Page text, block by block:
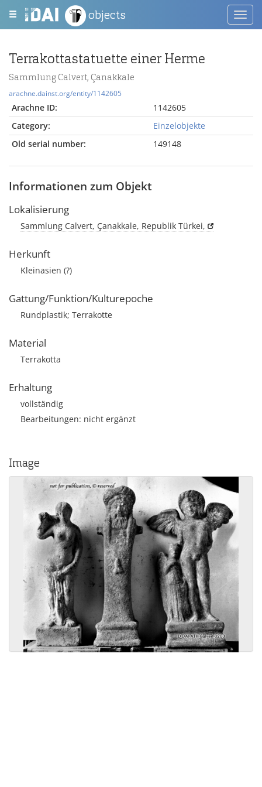
objects
Terrakottastatuette einer Herme
Sammlung Calvert, Çanakkale
arachne.dainst.org/entity/1142605
Arachne ID:
1142605
Category:
Einzelobjekte
Old serial number:
149148
Informationen zum Objekt
Lokalisierung
Sammlung Calvert, Çanakkale, Republik Türkei,
Herkunft
Kleinasien (?)
Gattung/Funktion/Kulturepoche
Rundplastik; Terrakotte
Material
Terrakotta
Erhaltung
vollständig
Bearbeitungen: nicht ergänzt
Image